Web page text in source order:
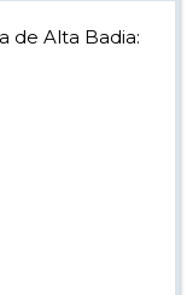
de Alta Badia: